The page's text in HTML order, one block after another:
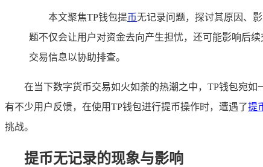
本文聚焦TP钱包提币无记录问题，探讨其原因、
题不仅会让用户对资金去向产生担忧，还可能影响后
交易信息以协助排查。
在当下数字货币交易如火如荼的热潮之中，TP钱包宛
有不少用户反馈，在使用TP钱包进行提币操作时，遭遇了提
挑战。
提币无记录的现象与影响